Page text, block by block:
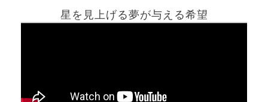
星を見上げる夢が与える希望
ホーム